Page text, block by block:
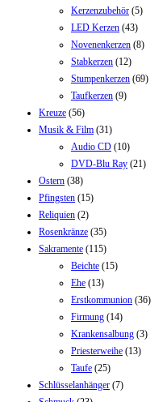
Kerzenzubehör (5)
LED Kerzen (43)
Novenenkerzen (8)
Stabkerzen (12)
Stumpenkerzen (69)
Taufkerzen (9)
Kreuze (56)
Musik & Film (31)
Audio CD (10)
DVD-Blu Ray (21)
Ostern (38)
Pfingsten (15)
Reliquien (2)
Rosenkränze (35)
Sakramente (115)
Beichte (15)
Ehe (13)
Erstkommunion (36)
Firmung (14)
Krankensalbung (3)
Priesterweihe (13)
Taufe (25)
Schlüsselanhänger (7)